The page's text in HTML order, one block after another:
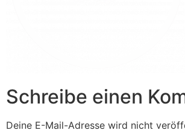
Schreibe einen
Deine E-Mail-Adresse wird nicht